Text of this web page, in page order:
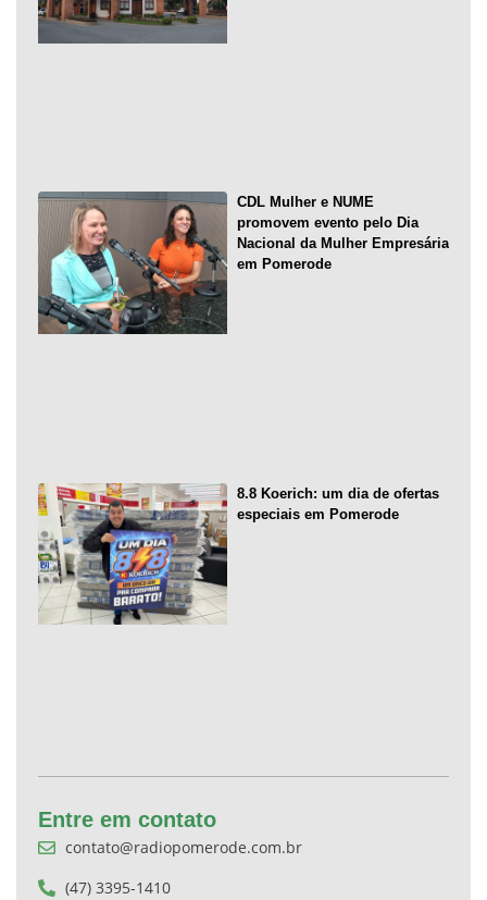
CDL Mulher e NUME
promovem evento pelo Dia
Nacional da Mulher Empresária
em Pomerode
8.8 Koerich: um dia de ofertas
especiais em Pomerode
Entre em contato
contato@radiopomerode.com.br
(47) 3395-1410